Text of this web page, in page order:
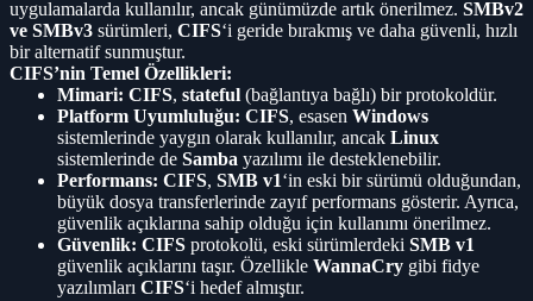
uygulamalarda kullanılır, ancak günümüzde artık önerilmez. SMBv2
ve SMBv3 sürümleri, CIFS‘i geride bırakmış ve daha güvenli, hızlı
bir alternatif sunmuştur.
CIFS’nin Temel Özellikleri:
Mimari: CIFS, stateful (bağlantıya bağlı) bir protokoldür.
Platform Uyumluluğu: CIFS, esasen Windows
sistemlerinde yaygın olarak kullanılır, ancak Linux
sistemlerinde de Samba yazılımı ile desteklenebilir.
Performans: CIFS, SMB v1‘in eski bir sürümü olduğundan,
büyük dosya transferlerinde zayıf performans gösterir. Ayrıca,
güvenlik açıklarına sahip olduğu için kullanımı önerilmez.
Güvenlik: CIFS protokolü, eski sürümlerdeki SMB v1
güvenlik açıklarını taşır. Özellikle WannaCry gibi fidye
yazılımları CIFS‘i hedef almıştır.